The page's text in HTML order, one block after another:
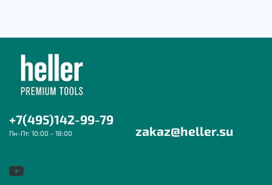
+7(495)142-99-79
Пн-Пт: 10:00 - 18:00 zakaz@heller.su